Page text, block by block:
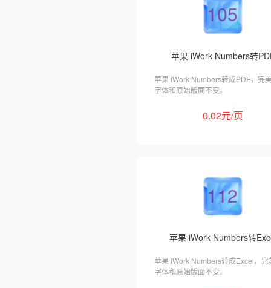
105
苹果 iWork Numbers转
苹果 iWork Numbers转成PDF，完
字体和原始版面不变。
0.02元/页
112
苹果 iWork Numbers转
苹果 iWork Numbers转成Excel，完
字体和原始版面不变。